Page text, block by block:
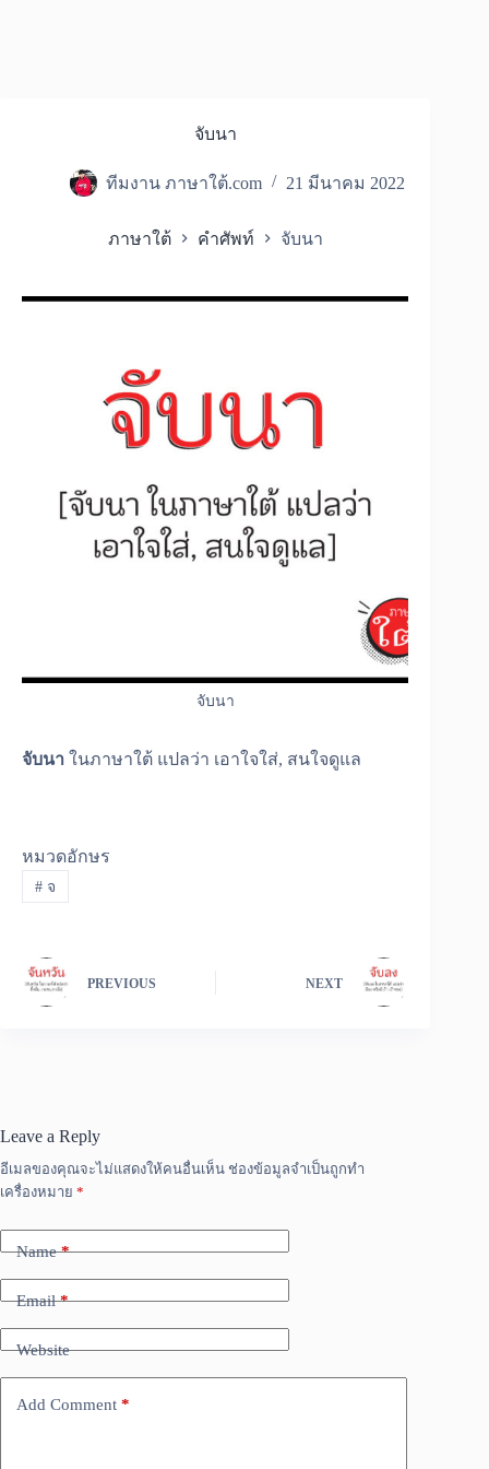
จับนา
ทีมงาน ภาษาใต้.com 21 มีนาคม 2022
ภาษาใต้ คำศัพท์ จับนา
จับนา
จับนา ในภาษาใต้ แปลว่า เอาใจใส่, สนใจดูแล
หมวดอักษร
#จ
PREVIOUS NEXT
Leave a Reply
อีเมลของคุณจะไม่แสดงให้คนอื่นเห็น ช่องข้อมูลจำเป็นถูกทำ
เครื่องหมาย *
Name*
Email*
Website
Add Comment *